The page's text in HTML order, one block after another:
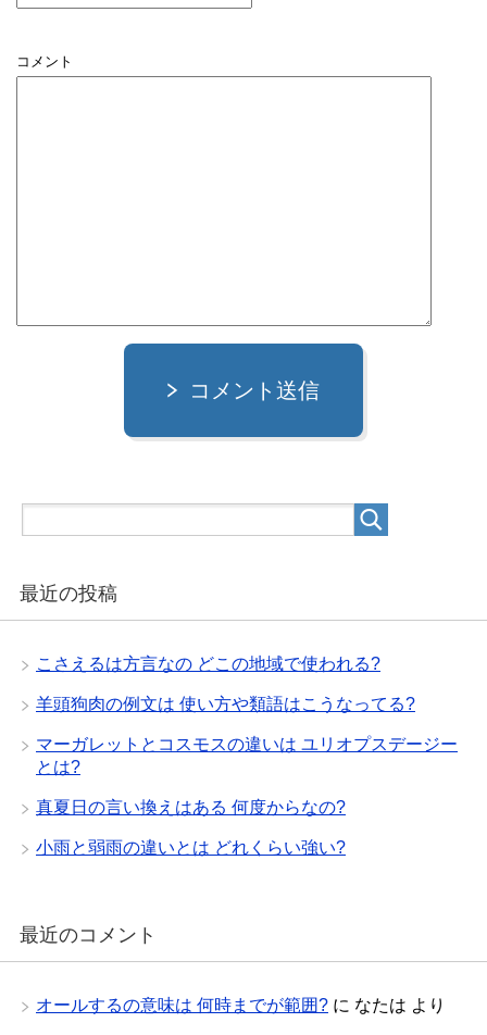
コメント
コメント送信
最近の投稿
こさえるは方言なの どこの地域で使われる?
羊頭狗肉の例文は 使い方や類語はこうなってる?
マーガレットとコスモスの違いは ユリオプスデージー
とは?
真夏日の言い換えはある 何度からなの?
小雨と弱雨の違いとは どれくらい強い?
最近のコメント
オールするの意味は 何時までが範囲? に なたは より